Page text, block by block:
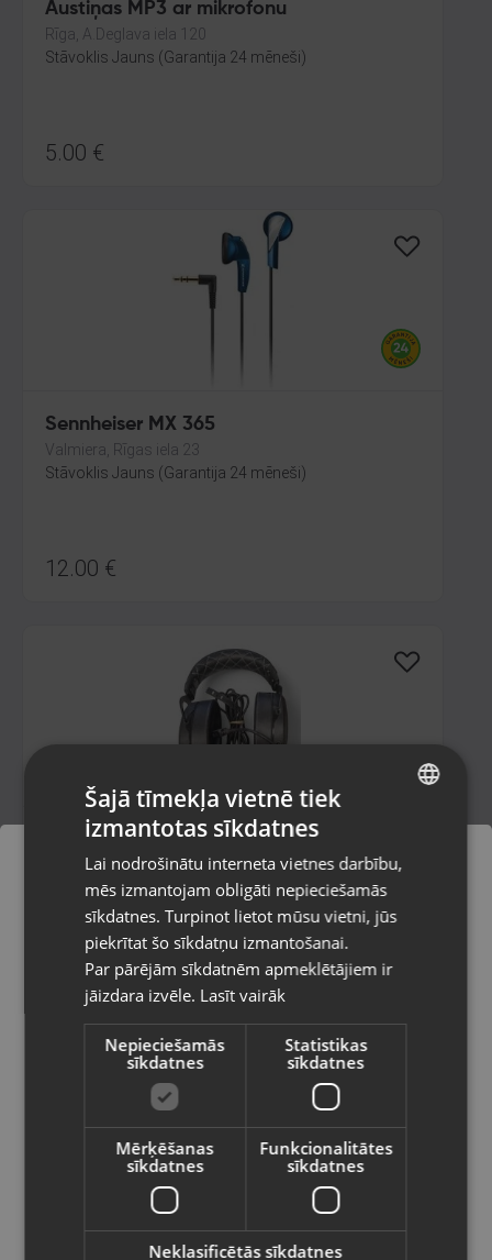
Austiņas MP3 ar mikrofonu
Rīga, A.Deglava iela 120
Stāvoklis Jauns (Garantija 24 mēneši)
5.00 €
Sennheiser MX 365
Valmiera, Rīgas iela 23
Stāvoklis Jauns (Garantija 24 mēneši)
12.00 €
Corsair HS60 Pro
Rīga, Nīcgales iela 2b
Stāvoklis Lietots (Garantija 6 mēneši)
45.00€
Logitech Astro A10
Pasūtījumi tiks piegādāti uz
izvēlēto valsti
Vietnes saturs būs attēlots izvēlētajā
valodā
Valsts
Latviešu / Latvian
RUSSIAN
Šajā tīmekļa vietnē tiek
izmantotas sīkdatnes
Lai nodrošinātu interneta vietnes darbību,
mēs izmantojam obligāti nepieciešamās
sīkdatnes. Turpinot lietot mūsu vietni, jūs
piekrītat šo sīkdatņu izmantošanai.
Par pārējām sīkdatnēm apmeklētājiem ir
jāizdara izvēle. Lasīt vairāk
Nepieciešamās
sīkdatnes
Statistikas
sīkdatnes
Mērķēšanas
sīkdatnes
Funkcionalitātes
sīkdatnes
Neklasificētās sīkdatnes